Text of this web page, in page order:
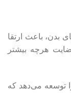
بدن، باعث ارتقا
هرچه بیشتر
توسعه می‌دهد که